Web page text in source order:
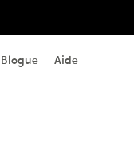
Blogue Aide